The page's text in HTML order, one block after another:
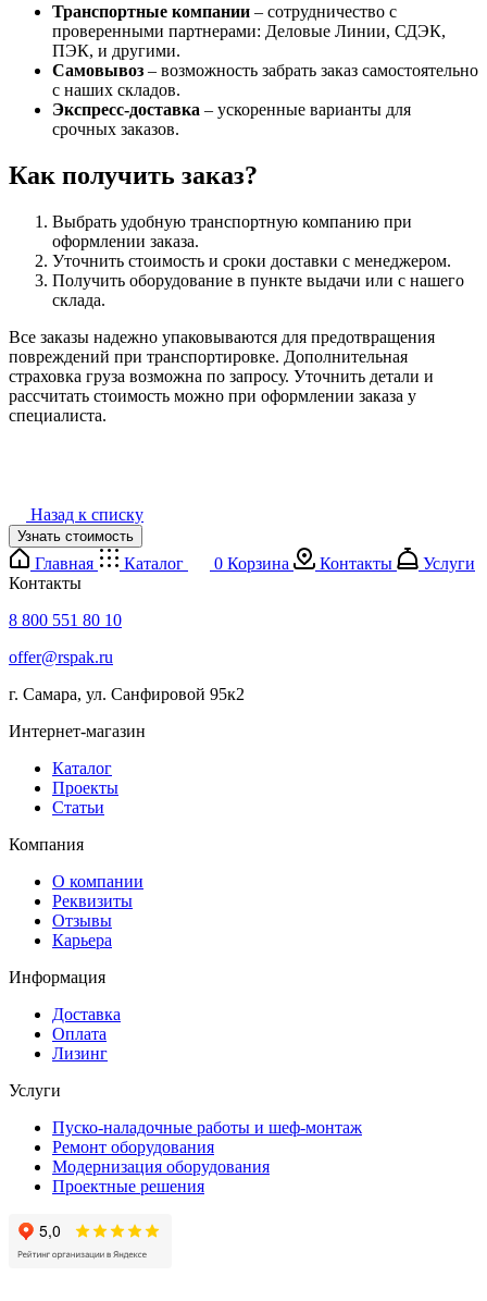
Транспортные компании – сотрудничество с
проверенными партнерами: Деловые Линии, СДЭК,
ПЭК, и другими.
Самовывоз – возможность забрать заказ самостоятельно
с наших складов.
Экспресс-доставка – ускоренные варианты для
срочных заказов.
Как получить заказ?
Выбрать удобную транспортную компанию при
оформлении заказа.
Уточнить стоимость и сроки доставки с менеджером.
Получить оборудование в пункте выдачи или с нашего
склада.
Все заказы надежно упаковываются для предотвращения
повреждений при транспортировке. Дополнительная
страховка груза возможна по запросу. Уточнить детали и
рассчитать стоимость можно при оформлении заказа у
специалиста.
Назад к списку
Узнать стоимость
Главная Каталог 0 Корзина Контакты
Услуги
Контакты
8 800 551 80 10
offer@rspak.ru
г. Самара, ул. Санфировой 95к2
Интернет-магазин
Каталог
Проекты
Статьи
Компания
О компании
Реквизиты
Отзывы
Карьера
Информация
Доставка
Оплата
Лизинг
Услуги
Пуско-наладочные работы и шеф-монтаж
Ремонт оборудования
Модернизация оборудования
Проектные решения